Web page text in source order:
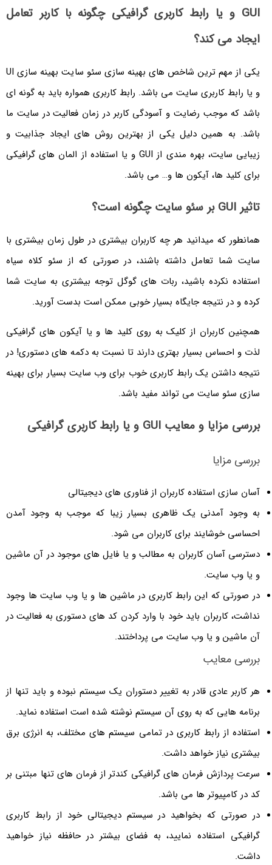
GUI و یا رابط کاربری گرافیکی چگونه با کاربر تعامل
ایجاد می کند؟
یکی از مهم ترین شاخص های بهینه سازی سئو سایت بهینه سازی UI
و یا رابط کاربری سایت می باشد. رابط کاربری همواره باید به گونه ای
باشد که موجب رضایت و آسودگی کاربر در زمان فعالیت در سایت ما
باشد. به همین دلیل یکی از بهترین روش های ایجاد جذابیت و
زیبایی سایت، بهره مندی از GUI و یا استفاده از المان های گرافیکی
برای کلید ها، آیکون ها و… می باشد.
تاثیر GUI بر سئو سایت چگونه است؟
همانطور که میدانید هر چه کاربران بیشتری در طول زمان بیشتری با
سایت شما تعامل داشته باشند، در صورتی که از سئو کلاه سیاه
استفاده نکرده باشید، ربات های گوگل توجه بیشتری به سایت شما
کرده و در نتیجه جایگاه بسیار خوبی ممکن است بدست آورید.
همچنین کاربران از کلیک به روی کلید ها و یا آیکون های گرافیکی
لذت و احساس بسیار بهتری دارند تا نسبت به دکمه های دستوری! در
نتیجه داشتن یک رابط کاربری خوب برای وب سایت بسیار برای بهینه
سازی سئو سایت می تواند مفید باشد.
بررسی مزایا و معایب GUI و یا رابط کاربری گرافیکی
بررسی مزایا
آسان سازی استفاده کاربران از فناوری های دیجیتالی
به وجود آمدنی یک ظاهری بسیار زیبا که موجب به وجود آمدن
احساسی خوشایند برای کاربران می شود.
دسترسی آسان کاربران به مطالب و یا فایل های موجود در آن ماشین
و یا وب سایت.
در صورتی که این رابط کاربری در ماشین ها و یا وب سایت ها وجود
نداشت، کاربران باید خود با وارد کردن کد های دستوری به فعالیت در
آن ماشین و یا وب سایت می پرداختند.
بررسی معایب
هر کاربر عادی قادر به تغییر دستوران یک سیستم نبوده و باید تنها از
برنامه هایی که به روی آن سیستم نوشته شده است استفاده نماید.
استفاده از رابط کاربری در تمامی سیستم های مختلف، به انرژی برق
بیشتری نیاز خواهد داشت.
سرعت پردازش فرمان های گرافیکی کندتر از فرمان های تنها مبتنی بر
کد در کامپیوتر ها می باشد.
در صورتی که بخواهید در سیستم دیجیتالی خود از رابط کاربری
گرافیکی استفاده نمایید، به فضای بیشتر در حافظه نیاز خواهید
داشت.